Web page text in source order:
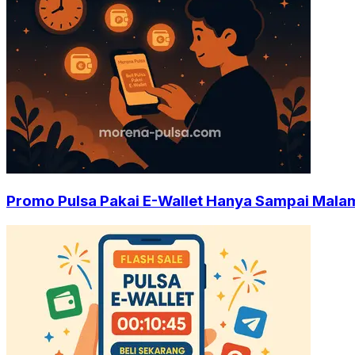
Promo Pulsa Pakai E-Wallet Hanya Sampai